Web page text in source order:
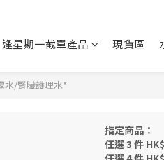
逢星期一截單產品 現貨區
水/腎臟護理水*
指定商品：
任選 3 件